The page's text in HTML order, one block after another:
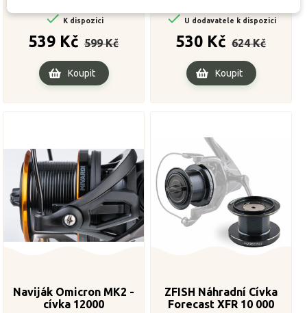
 K dispozici
539 Kč
cena
599 Kč
Koupit
 U dodavatele k dispozici
530 Kč
cena
624 Kč
Koupit
Naviják Omicron MK2 -
cívka 12000
ZFISH Náhradní Cívka
Forecast XFR 10 000